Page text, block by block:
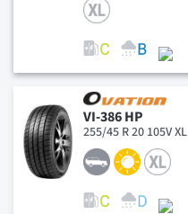
VI-386 HP
255/45 R 20 105V XL